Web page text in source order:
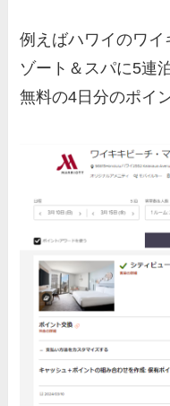
例えばハワイのワイ
ゾート＆スパに5連
無料の4日分のポイ